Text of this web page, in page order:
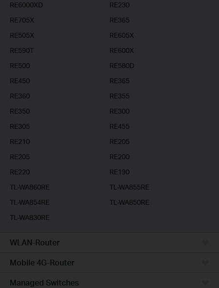
RE6000XD
RE230
RE705X
RE365
RE505X
RE605X
RE590T
RE600X
RE500
RE580D
RE450
RE365
RE360
RE355
RE350
RE300
RE305
RE455
RE210
RE205
RE205
RE200
RE220
RE190
TL-WA860RE
TL-WA855RE
TL-WA854RE
TL-WA850RE
TL-WA830RE
WLAN-Router
Mobile 4G-Router
Managed Switches